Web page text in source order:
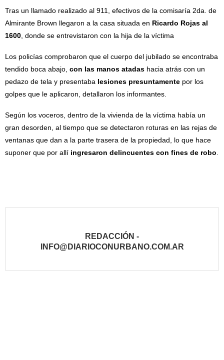
Tras un llamado realizado al 911, efectivos de la comisaría 2da. de
Almirante Brown llegaron a la casa situada en Ricardo Rojas al
1600 , donde se entrevistaron con la hija de la víctima
Los policías comprobaron que el cuerpo del jubilado se encontraba
tendido boca abajo, con las manos atadas hacia atrás con un
pedazo de tela y presentaba lesiones presuntamente por los
golpes que le aplicaron, detallaron los informantes.
Según los voceros, dentro de la vivienda de la víctima había un
gran desorden, al tiempo que se detectaron roturas en las rejas de
ventanas que dan a la parte trasera de la propiedad, lo que hace
suponer que por allí ingresaron delincuentes con fines de robo
REDACCIÓN -
INFO@DIARIOCONURBANO.COM.AR